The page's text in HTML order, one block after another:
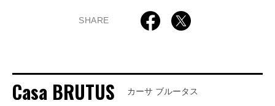
SHARE
Casa BRUTUS カーサ ブルータス